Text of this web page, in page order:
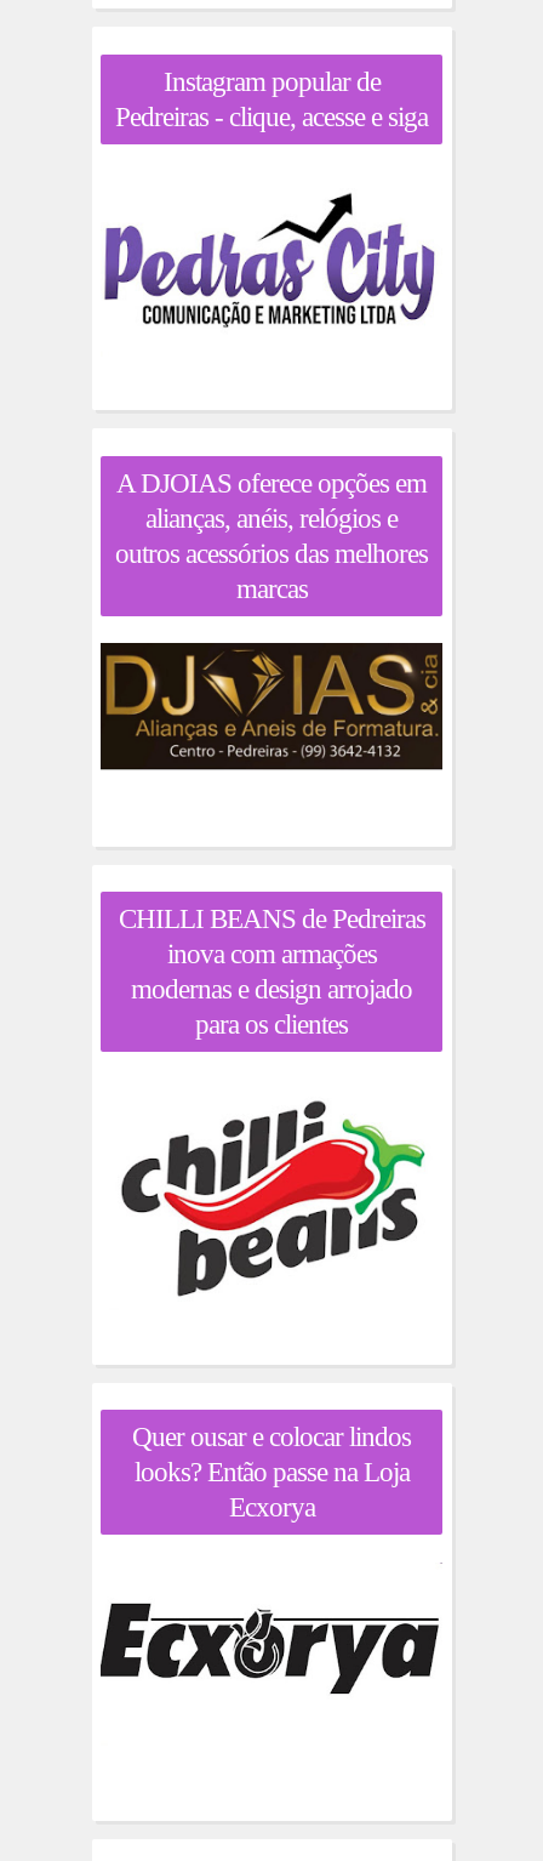
Instagram popular de
Pedreiras - clique, acesse e siga
A DJOIAS oferece opções em
alianças, anéis, relógios e
outros acessórios das melhores
marcas
CHILLI BEANS de Pedreiras
inova com armações
modernas e design arrojado
para os clientes
Quer ousar e colocar lindos
looks? Então passe na Loja
Ecxorya